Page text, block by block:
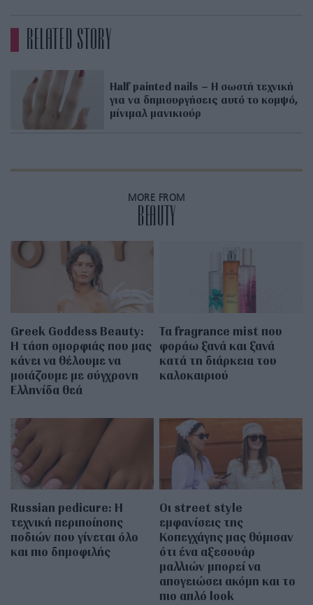
RELATED STORY
Half painted nails – Η σωστή τεχνική
για να δημιουργήσεις αυτό το κομψό,
μίνιμαλ μανικιούρ
MORE FROM
BEAUTY
Greek Goddess Beauty:
Η τάση ομορφιάς που μας
κάνει να θέλουμε να
μοιάζουμε με σύγχρονη
Ελληνίδα θεά
Τα fragrance mist που
φοράω ξανά και ξανά
κατά τη διάρκεια του
καλοκαιριού
Russian pedicure: Η
τεχνική περιποίησης
ποδιών που γίνεται όλο
και πιο δημοφιλής
Οι street style
εμφανίσεις της
Κοπεγχάγης μας θύμισαν
ότι ένα αξεσουάρ
μαλλιών μπορεί να
απογειώσει ακόμη και το
πιο απλό look